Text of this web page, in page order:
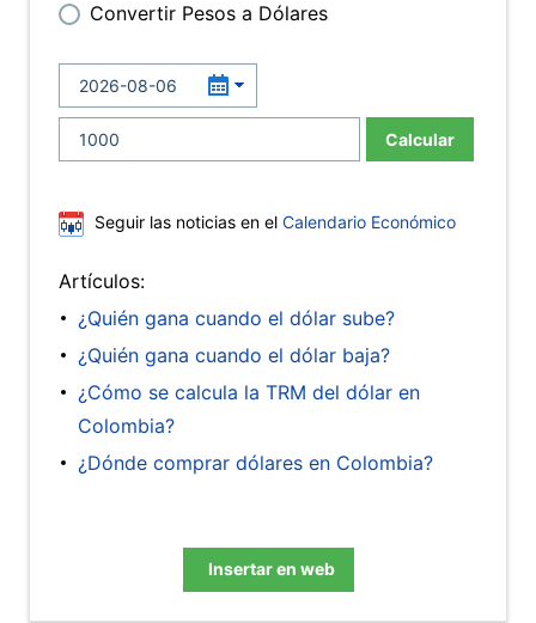
Convertir Pesos a Dólares
Calcular
Seguir las noticias en el Calendario Económico
Artículos:
¿Quién gana cuando el dólar sube?
¿Quién gana cuando el dólar baja?
¿Cómo se calcula la TRM del dólar en
Colombia?
¿Dónde comprar dólares en Colombia?
Insertar en web